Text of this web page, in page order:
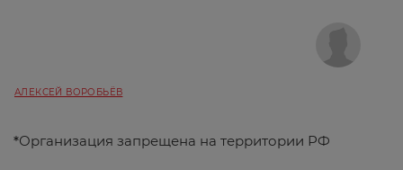
АЛЕКСЕЙ ВОРОБЬЁВ
*Организация запрещена на территории РФ